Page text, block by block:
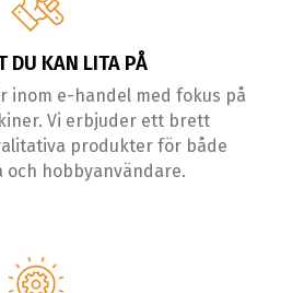
DU KAN LITA PÅ
inom e-handel med fokus på
Vi erbjuder ett brett
produkter för både
och hobbyanvändare.